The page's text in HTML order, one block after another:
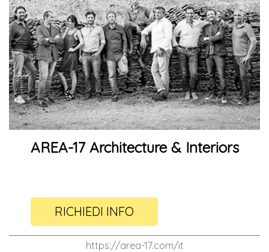
AREA-17 Architecture & Interiors
RICHIEDI INFO
https://area-17.com/it